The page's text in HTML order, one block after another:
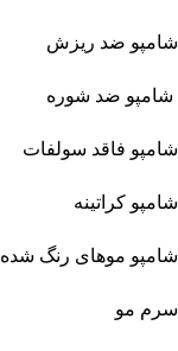
شامپو ضد ریزش
شامپو ضد شوره
شامپو فاقد سولفات
شامپو کراتینه
شامپو موهای رنگ شده
سرم مو